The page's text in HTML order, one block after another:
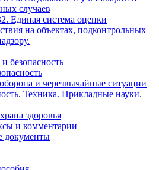
случаев
Единая система оценки
на объектах, подконтрольных
безопасность
и черезвычайные ситуации
Техника. Прикладные науки.
здоровья
и комментарии
документы